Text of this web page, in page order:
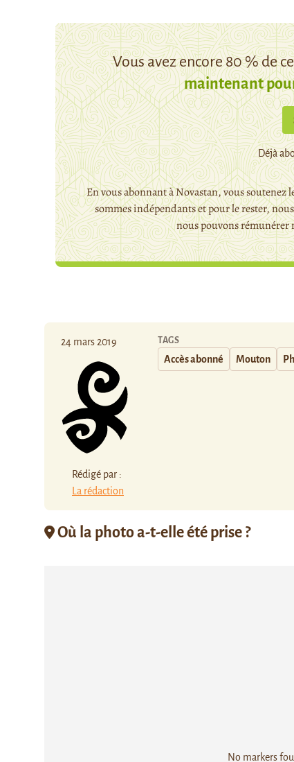
Vous avez encore 80 % de
maintenant
Déjà
En vous abonnant à Novastan, vous soutenez
sommes indépendants et pour le rester,
nous pouvons rémunérer
24 mars 2019
Rédigé par :
La rédaction
TAGS
Accès abonné Mouton
Où la photo a-t-elle été prise ?
No markers